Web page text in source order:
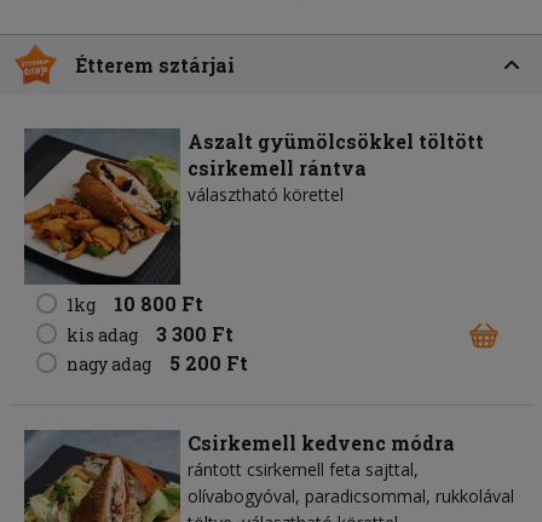
Étterem sztárjai
Aszalt gyümölcsökkel töltött
csirkemell rántva
választható körettel
1kg 10 800 Ft
kis adag 3 300 Ft
nagy adag 5 200 Ft
Csirkemell kedvenc módra
rántott csirkemell feta sajttal,
olívabogyóval, paradicsommal, rukkolával